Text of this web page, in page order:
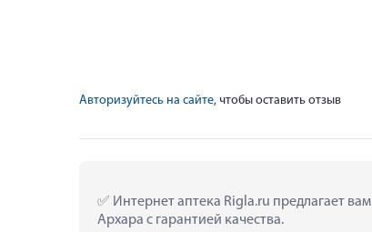
Авторизуйтесь на сайте, чтобы оставить отзыв
Интернет аптека Rigla.ru предлагает
Архара с гарантией качества.